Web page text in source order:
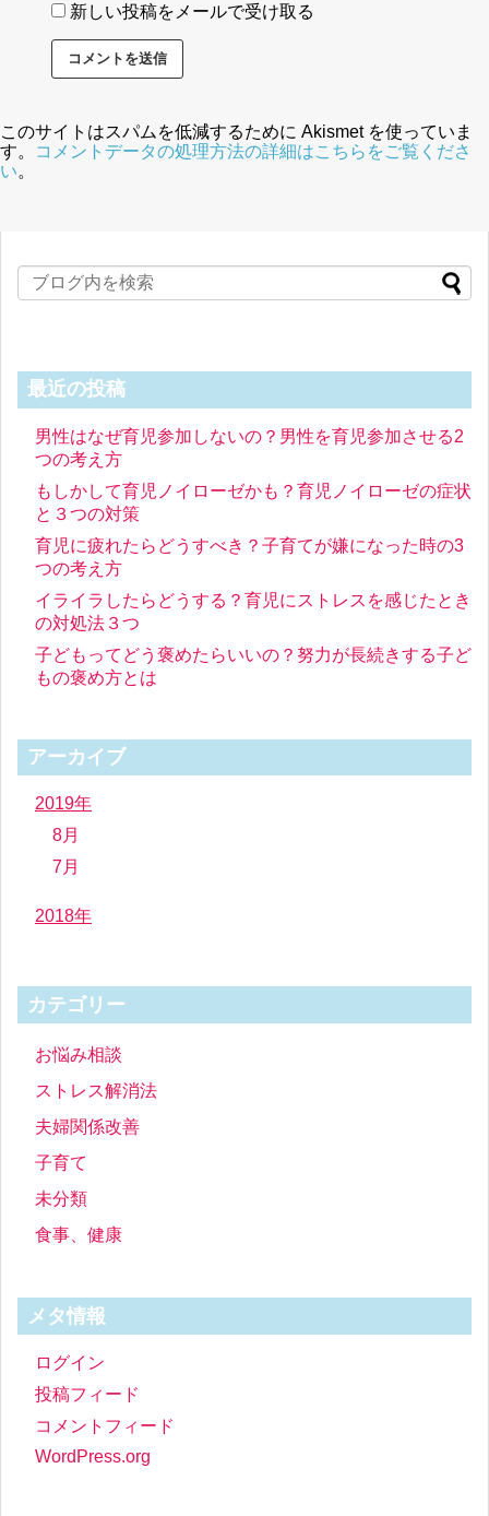
新しい投稿をメールで受け取る
このサイトはスパムを低減するために Akismet を使っていま
す。
コメントデータの処理方法の詳細はこちらをご覧くださ
い。
最近の投稿
男性はなぜ育児参加しないの？男性を育児参加させる2
つの考え方
もしかして育児ノイローゼかも？育児ノイローゼの症状
と３つの対策
育児に疲れたらどうすべき？子育てが嫌になった時の3
つの考え方
イライラしたらどうする？育児にストレスを感じたとき
の対処法３つ
子どもってどう褒めたらいいの？努力が長続きする子ど
もの褒め方とは
アーカイブ
2019年
8月
7月
2018年
カテゴリー
お悩み相談
ストレス解消法
夫婦関係改善
子育て
未分類
食事、健康
メタ情報
ログイン
投稿フィード
コメントフィード
WordPress.org